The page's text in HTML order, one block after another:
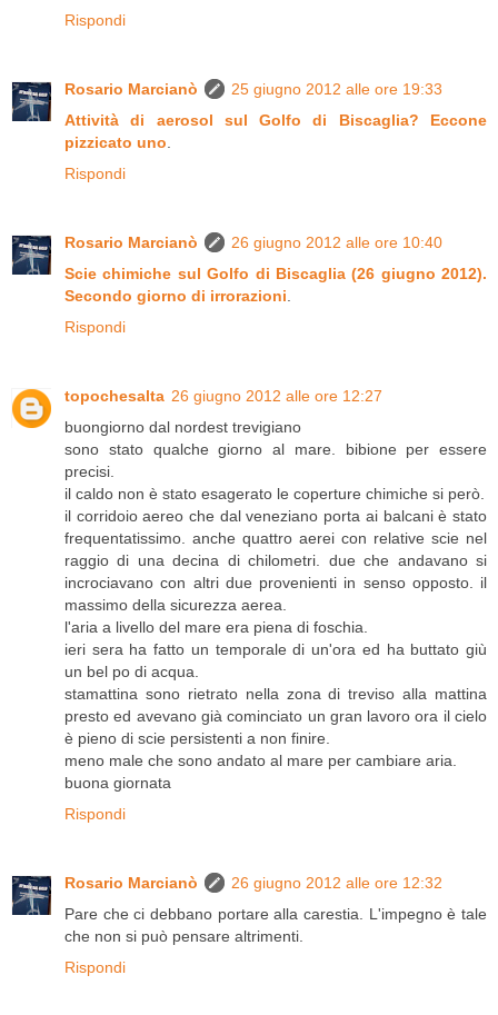
Rispondi
Rosario Marcianò
25 giugno 2012 alle ore 19:33
Attività di aerosol sul Golfo di Biscaglia? Eccone
pizzicato uno.
Rispondi
Rosario Marcianò
26 giugno 2012 alle ore 10:40
Scie chimiche sul Golfo di Biscaglia (26 giugno 2012).
Secondo giorno di irrorazioni.
Rispondi
topochesalta 26 giugno 2012 alle ore 12:27
buongiorno dal nordest trevigiano
sono stato qualche giorno al mare. bibione per essere
precisi.
il caldo non è stato esagerato le coperture chimiche si però.
il corridoio aereo che dal veneziano porta ai balcani è stato
frequentatissimo. anche quattro aerei con relative scie nel
raggio di una decina di chilometri. due che andavano si
incrociavano con altri due provenienti in senso opposto. il
massimo della sicurezza aerea.
l'aria a livello del mare era piena di foschia.
ieri sera ha fatto un temporale di un'ora ed ha buttato giù
un bel po di acqua.
stamattina sono rietrato nella zona di treviso alla mattina
presto ed avevano già cominciato un gran lavoro ora il cielo
è pieno di scie persistenti a non finire.
meno male che sono andato al mare per cambiare aria.
buona giornata
Rispondi
Rosario Marcianò
26 giugno 2012 alle ore 12:32
Pare che ci debbano portare alla carestia. L'impegno è tale
che non si può pensare altrimenti.
Rispondi